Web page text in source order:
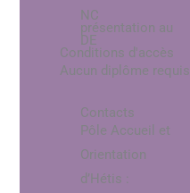
NC
présentation au
DE
Conditions d'accès
Aucun diplôme requis
Contacts
Pôle Accueil et
Orientation
d’Hétis :